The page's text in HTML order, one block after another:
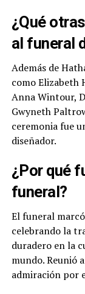
¿Qué
al funeral
Además de
como Elizabeth
Anna Wintour,
Gwyneth
ceremonia fue
diseñador.
¿Por qué
funeral?
El funeral
celebrando la
duradero en la
mundo. Reunió
admiración por